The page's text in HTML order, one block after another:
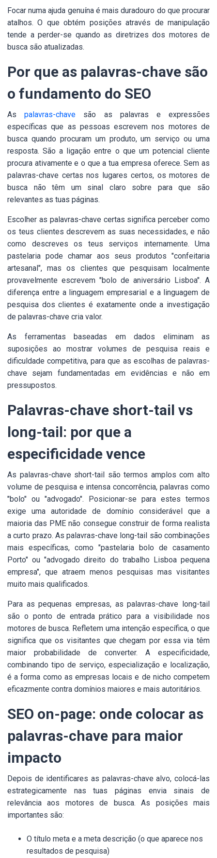
Focar numa ajuda genuína é mais duradouro do que procurar
atalhos. O que obtém posições através de manipulação
tende a perder-se quando as diretrizes dos motores de
busca são atualizadas.
Por que as palavras-chave são
o fundamento do SEO
Aspalavras-chave são as palavras e expressões
específicas que as pessoas escrevem nos motores de
busca quando procuram um produto, um serviço ou uma
resposta. São a ligação entre o que um potencial cliente
procura ativamente e o que a tua empresa oferece. Sem as
palavras-chave certas nos lugares certos, os motores de
busca não têm um sinal claro sobre para que são
relevantes as tuas páginas.
Escolher as palavras-chave certas significa perceber como
os teus clientes descrevem as suas necessidades, e não
como descreves os teus serviços internamente. Uma
pastelaria pode chamar aos seus produtos "confeitaria
artesanal", mas os clientes que pesquisam localmente
provavelmente escrevem "bolo de aniversário Lisboa". A
diferença entre a linguagem empresarial e a linguagem de
pesquisa dos clientes é exatamente onde a investigação
de palavras-chave cria valor.
As ferramentas baseadas em dados eliminam as
suposições ao mostrar volumes de pesquisa reais e
dificuldade competitiva, para que as escolhas de palavras-
chave sejam fundamentadas em evidências e não em
pressupostos.
Palavras-chave short-tail vs
long-tail: por que a
especificidade vence
As palavras-chave short-tail são termos amplos com alto
volume de pesquisa e intensa concorrência, palavras como
"bolo" ou "advogado". Posicionar-se para estes termos
exige uma autoridade de domínio considerável que a
maioria das PME não consegue construir de forma realista
a curto prazo. As palavras-chave long-tail são combinações
mais específicas, como "pastelaria bolo de casamento
Porto" ou "advogado direito do trabalho Lisboa pequena
empresa", que atraem menos pesquisas mas visitantes
muito mais qualificados.
Para as pequenas empresas, as palavras-chave long-tail
são o ponto de entrada prático para a visibilidade nos
motores de busca. Refletem uma intenção específica, o que
significa que os visitantes que chegam por essa via têm
maior probabilidade de converter. A especificidade,
combinando tipo de serviço, especialização e localização,
é a forma como as empresas locais e de nicho competem
eficazmente contra domínios maiores e mais autoritários.
SEO on-page: onde colocar as
palavras-chave para maior
impacto
Depois de identificares as palavras-chave alvo, colocá-las
estrategicamente nas tuas páginas envia sinais de
relevância aos motores de busca. As posições mais
importantes são:
O título meta e a meta descrição (o que aparece nos
resultados de pesquisa)